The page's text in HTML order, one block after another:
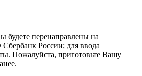
будете перенаправлены на
России; для ввода
Пожалуйста, приготовьте Вашу